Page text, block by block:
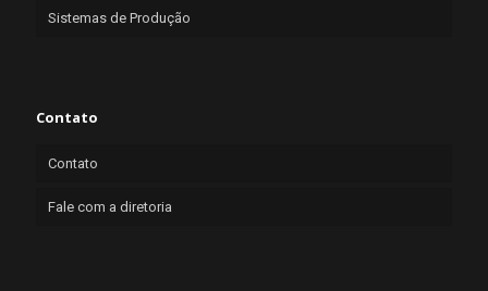
Sistemas de Produção
Contato
Contato
Fale com a diretoria